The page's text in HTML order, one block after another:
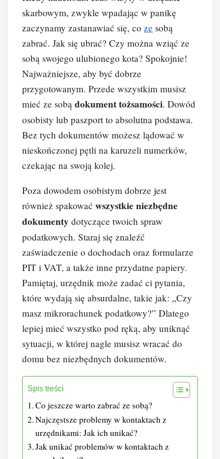
e
b
o
o
k
e
st
e
dI
n
di
t
p
y
Li
n
k
skarbowym, zwykle wpadając w panikę
zaczynamy zastanawiać się, co ze sobą
zabrać. Jak się ubrać? Czy można wziąć ze
sobą swojego ulubionego kota? Spokojnie!
Najważniejsze, aby być dobrze
przygotowanym. Przede wszystkim musisz
mieć ze sobą dokument tożsamości. Dowód
osobisty lub paszport to absolutna podstawa.
Bez tych dokumentów możesz lądować w
nieskończonej pętli na karuzeli numerków,
czekając na swoją kolej.
Poza dowodem osobistym dobrze jest
również spakować wszystkie niezbędne
dokumenty dotyczące twoich spraw
podatkowych. Staraj się znaleźć
zaświadczenie o dochodach oraz formularze
PIT i VAT, a także inne przydatne papiery.
Pamiętaj, urzędnik może zadać ci pytania,
które wydają się absurdalne, takie jak: „Czy
masz mikrorachunek podatkowy?” Dlatego
lepiej mieć wszystko pod ręką, aby uniknąć
sytuacji, w której nagle musisz wracać do
domu bez niezbędnych dokumentów.
Spis treści
Co jeszcze warto zabrać ze sobą?
Najczęstsze problemy w kontaktach z
urzędnikami: Jak ich unikać?
Jak unikać problemów w kontaktach z